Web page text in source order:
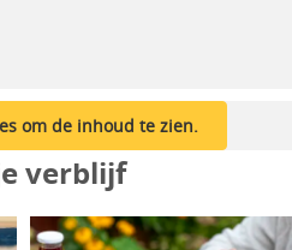
om de inhoud te zien.
verblijf